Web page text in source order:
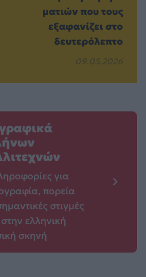
ματιών που τους
εξαφανίζει στο
δευτερόλεπτο
09.05.2026
για
πορεία
στιγμές
ελληνική
σκηνή